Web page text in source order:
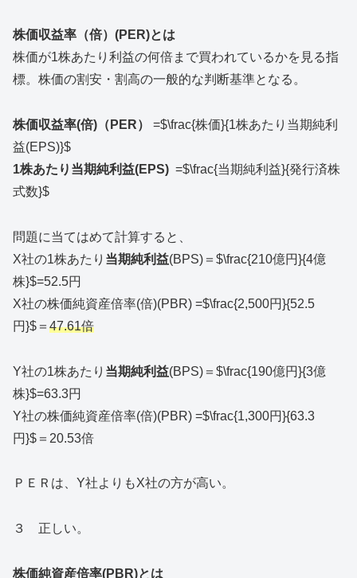
株価収益率（倍）(PER)とは
株価が1株あたり利益の何倍まで買われているかを見る指
標。株価の割安・割高の一般的な判断基準となる。
株価収益率(倍)（PER）
=$\frac{株価}{1株あたり当期純利
益(EPS)}$
1株あたり当期純利益(EPS) =$\frac{当期純利益}{発行済株
式数}$
問題に当てはめて計算すると、
X社の1株あたり 当期純利益(BPS)＝$\frac{210億円}{4億
株}$=52.5円
X社の株価純資産倍率(倍)(PBR) =$\frac{2,500円}{52.5
円}$＝ 47.61倍
Y社の1株あたり 当期純利益(BPS)＝$\frac{190億円}{3億
株}$=63.3円
Y社の株価純資産倍率(倍)(PBR) =$\frac{1,300円}{63.3
円}$＝20.53倍
ＰＥＲは、Y社よりもX社の方が高い。
３ 正しい。
株価純資産倍率(PBR)とは